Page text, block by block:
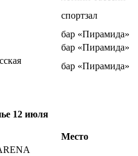
спортзал
бар «Пирамида»
бар «Пирамида»
бар «Пирамида»
12 июля
Место